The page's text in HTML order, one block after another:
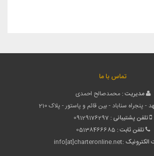
تماس با ما
مدیریت : محمدصالح احمدی
- پنجراه سناباد - بین قائم و پاستور - پلاک 210
تلفن پشتیبانی : 09129176297
تلفن ثابت : 05138466685
:
info[at]charteronline.net